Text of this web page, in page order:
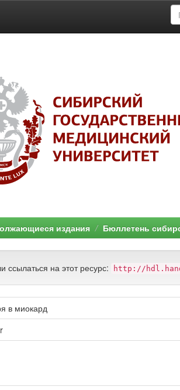
издания Бюллетень
ссылаться на этот ресурс: http://
в миокард